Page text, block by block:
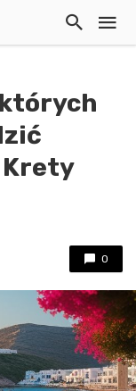
Krety
0